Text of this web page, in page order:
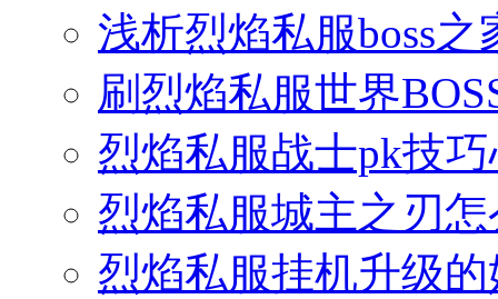
浅析烈焰私服boss之
刷烈焰私服世界
烈焰私服战士pk技
烈焰私服城主之刃
烈焰私服挂机升级